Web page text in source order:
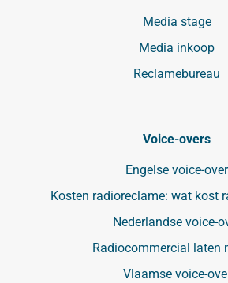
Media stage
Media inkoop
Reclamebureau
Voice-overs
Engelse voice-over
Kosten radioreclame: wat kost
Nederlandse voice-
Radiocommercial laten
Vlaamse voice-